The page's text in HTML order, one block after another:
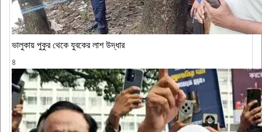
ভালুকায় পুকুর থেকে যুবকের লাশ উদ্ধার
৪